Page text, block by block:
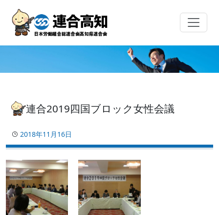
content
連合2019四国ブロック女性会議
2018年11月16日